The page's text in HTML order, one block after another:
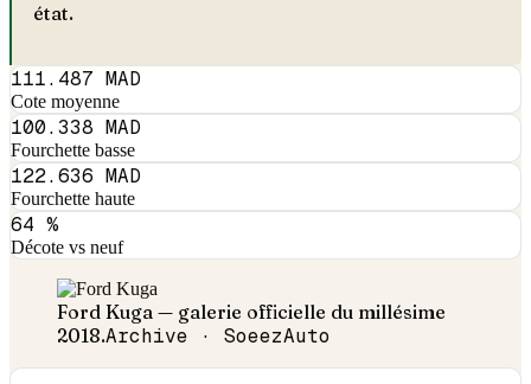
état.
111.487 MAD
Cote moyenne
100.338 MAD
Fourchette basse
122.636 MAD
Fourchette haute
64 %
Décote vs neuf
Ford Kuga — galerie officielle du millésime
2018.Archive · SoeezAuto